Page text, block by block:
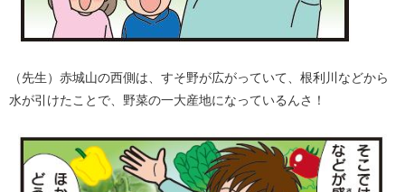
（先生）赤城山の西側は、すそ野が広がっていて、根利川などから
水が引けたことで、野菜の一大産地になっているんさ！